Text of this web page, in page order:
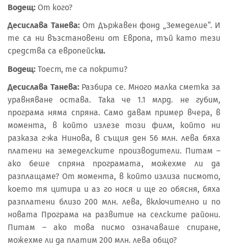
Водещ: От кого?
Десислава Танева:От Държавен фонд „Земеделие“. И
те са ни възстановени от Европа, тъй като тези
средства са европейски.
Водещ: Тоест, те са покрити?
Десислава Танева:Разбира се. Много малка сметка за
уравняване остава. Така че 1.1 млрд. не губим,
програма няма спряна. Само давам пример вчера, в
момента, в който излезе този филм, който ни
разказа г-жа Нинова, в същия ден 56 млн. лева бяха
платени на земеделските производители. Питам –
ако беше спряна програмата, можехме ли да
разплащаме? От момента, в който излиза писмото,
което тя цитира и аз го нося и ще го обясня, бяха
разплатени близо 200 млн. лева, включително и по
новата Програма на развитие на селските райони.
Питам – ако това писмо означаваше спиране,
можехме ли да платим 200 млн. лева общо?